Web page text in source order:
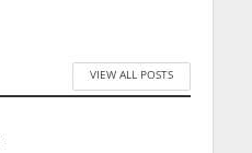
VIEW ALL POSTS